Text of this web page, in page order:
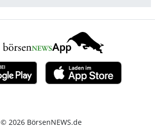
© 2026 BörsenNEWS.de